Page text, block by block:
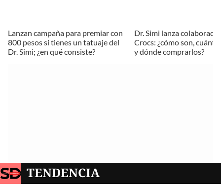
Lanzan campaña para premiar con
800 pesos si tienes un tatuaje del
Dr. Simi; ¿en qué consiste?
Dr. Simi lanza
Crocs: ¿cómo son,
y dónde comprarlos?
TENDENCIA